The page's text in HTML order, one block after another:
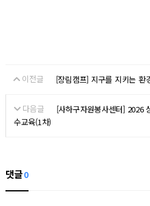
이전글 [장림캠프] 지구를 지키는 환
다음글
[사하구자원봉사센터] 2026
수교육(1차)
댓글0